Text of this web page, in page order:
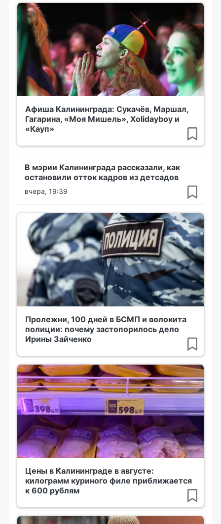
Афиша Калининграда: Сукачёв, Маршал,
Гагарина, «Моя Мишель», Xolidayboy и
«Кауп»
В мэрии Калининграда рассказали, как
остановили отток кадров из детсадов
вчера, 19:39
Пролежни, 100 дней в БСМП и волокита
полиции: почему застопорилось дело
Ирины Зайченко
Цены в Калининграде в августе:
килограмм куриного филе приближается
к 600 рублям